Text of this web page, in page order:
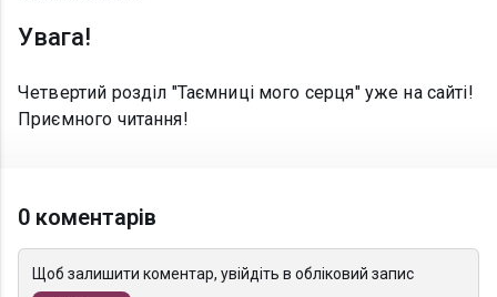
Увага!
Четвертий розділ "Таємниці мого серця" уже на сайті!
Приємного читання!
0 коментарів
Щоб залишити коментар, увійдіть в обліковий запис